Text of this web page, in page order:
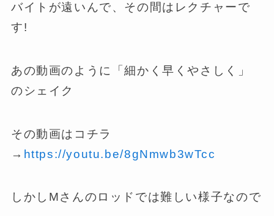
バイトが遠いんで、その間はレクチャーで
す!
あの動画のように「細かく早くやさしく」
のシェイク
その動画はコチラ
→ https://youtu.be/8gNmwb3wTcc
しかしMさんのロッドでは難しい様子なので